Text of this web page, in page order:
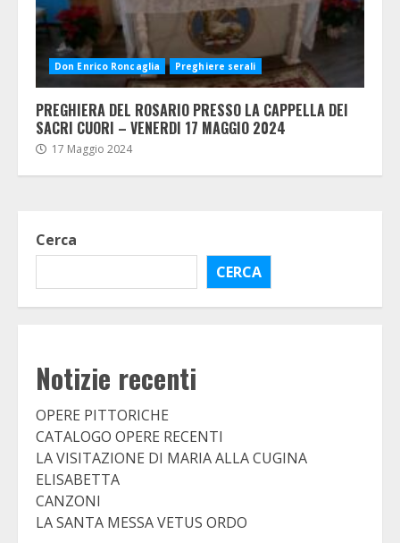
Don Enrico Roncaglia Preghiere serali
PREGHIERA DEL ROSARIO PRESSO LA CAPPELLA DEI
SACRI CUORI – VENERDI 17 MAGGIO 2024
17 Maggio 2024
Cerca
CERCA
Notizie recenti
OPERE PITTORICHE
CATALOGO OPERE RECENTI
LA VISITAZIONE DI MARIA ALLA CUGINA
ELISABETTA
CANZONI
LA SANTA MESSA VETUS ORDO